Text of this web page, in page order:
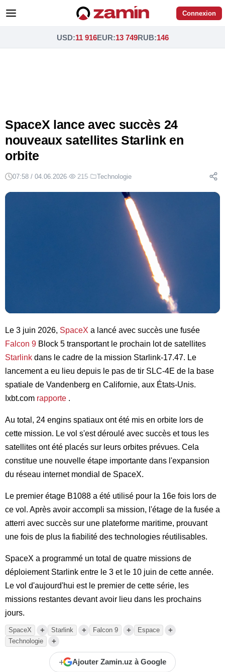
Connexion
USD:11 916EUR:13 749RUB:146
SpaceX lance avec succès 24
nouveaux satellites Starlink en
orbite
07:58 / 04.06.2026· 215· Technologie
Le 3 juin 2026, SpaceX a lancé avec succès une fusée
Falcon 9 Block 5 transportant le prochain lot de satellites
Starlink dans le cadre de la mission Starlink-17.47. Le
lancement a eu lieu depuis le pas de tir SLC-4E de la base
spatiale de Vandenberg en Californie, aux États-Unis.
Ixbt.com rapporte .
Au total, 24 engins spatiaux ont été mis en orbite lors de
cette mission. Le vol s'est déroulé avec succès et tous les
satellites ont été placés sur leurs orbites prévues. Cela
constitue une nouvelle étape importante dans l'expansion
du réseau internet mondial de SpaceX.
Le premier étage B1088 a été utilisé pour la 16e fois lors de
ce vol. Après avoir accompli sa mission, l'étage de la fusée a
atterri avec succès sur une plateforme maritime, prouvant
une fois de plus la fiabilité des technologies réutilisables.
SpaceX a programmé un total de quatre missions de
déploiement Starlink entre le 3 et le 10 juin de cette année.
Le vol d'aujourd'hui est le premier de cette série, les
missions restantes devant avoir lieu dans les prochains
jours.
SpaceX + Starlink + Falcon 9 + Espace +
Technologie +
+ Ajouter Zamin.uz à Google